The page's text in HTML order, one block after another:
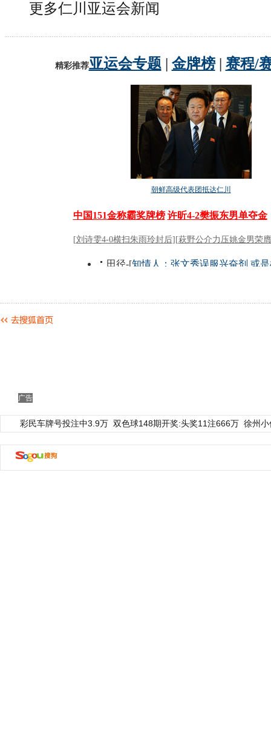
更多仁川亚运会新闻
广告
彩民车牌号投注中3.9万 双色球148期开奖:头奖11注666万 徐州